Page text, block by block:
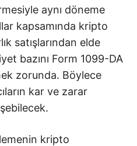
aynı döneme
kapsamında kripto
satışlarından elde
bazını Form 1099-DA
zorunda. Böylece
kar ve zarar
kripto